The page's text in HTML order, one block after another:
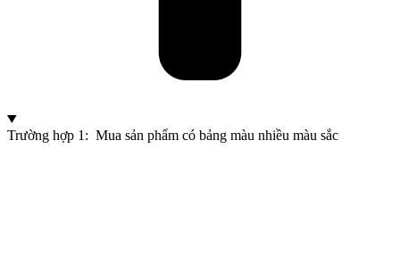
Trường hợp 1: Mua sản phẩm có bảng màu nhiều màu sắc